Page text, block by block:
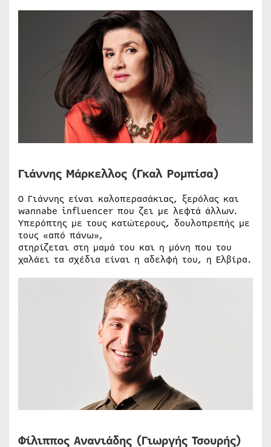
Γιάννης Μάρκελλος (Γκαλ Ρομπίσα)
Ο Γιάννης είναι καλοπερασάκιας, ξερόλας και
wannabe influencer που ζει με λεφτά άλλων.
Υπερόπτης με τους κατώτερους, δουλοπρεπής με
τους «από πάνω»,
στηρίζεται στη μαμά του και η μόνη που του
χαλάει τα σχέδια είναι η αδελφή του, η Ελβίρα.
Φίλιππος Ανανιάδης (Γιωργής Τσουρής)